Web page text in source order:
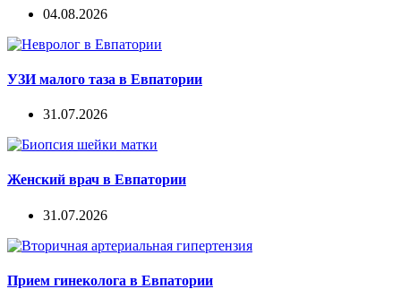
04.08.2026
УЗИ малого таза в Евпатории
31.07.2026
Женский врач в Евпатории
31.07.2026
Прием гинеколога в Евпатории